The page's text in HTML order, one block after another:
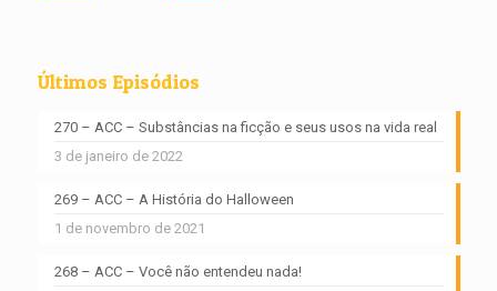
Últimos Episódios
270 – ACC – Substâncias na ficção e seus usos na vida real
3 de janeiro de 2022
269 – ACC – A História do Halloween
1 de novembro de 2021
268 – ACC – Você não entendeu nada!